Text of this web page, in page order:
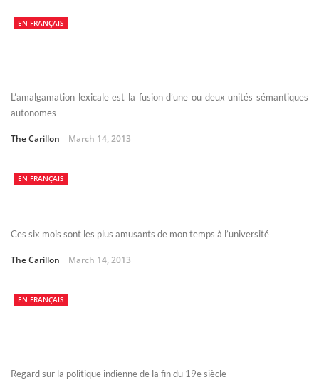
EN FRANÇAIS
L’amalgamation lexicale est la fusion d’une ou deux unités sémantiques
autonomes
The Carillon March 14, 2013
EN FRANÇAIS
Ces six mois sont les plus amusants de mon temps à l’université
The Carillon March 14, 2013
EN FRANÇAIS
Regard sur la politique indienne de la fin du 19e siècle